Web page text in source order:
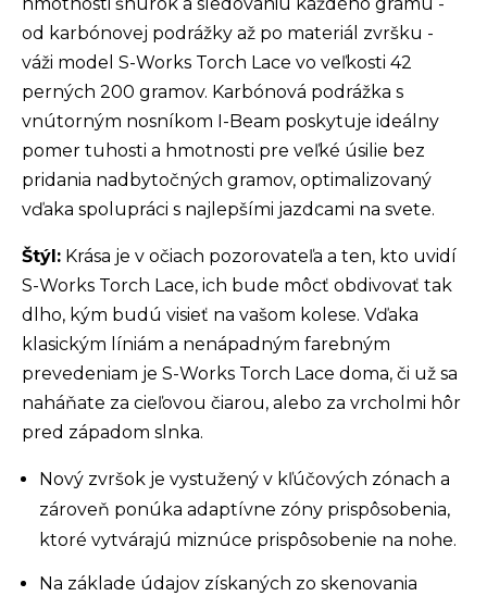
od karbónovej podrážky až po materiál zvršku -
váži model S-Works Torch Lace vo veľkosti 42
perných 200 gramov. Karbónová podrážka s
vnútorným nosníkom I-Beam poskytuje ideálny
pomer tuhosti a hmotnosti pre veľké úsilie bez
pridania nadbytočných gramov, optimalizovaný
vďaka spolupráci s najlepšími jazdcami na svete.
Štýl: Krása je v očiach pozorovateľa a ten, kto uvidí
S-Works Torch Lace, ich bude môcť obdivovať tak
dlho, kým budú visieť na vašom kolese. Vďaka
klasickým líniám a nenápadným farebným
prevedeniam je S-Works Torch Lace doma, či už sa
naháňate za cieľovou čiarou, alebo za vrcholmi hôr
pred západom slnka.
Nový zvršok je vystužený v kľúčových zónach a
zároveň ponúka adaptívne zóny prispôsobenia,
ktoré vytvárajú miznúce prispôsobenie na nohe.
Na základe údajov získaných zo skenovania